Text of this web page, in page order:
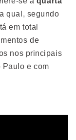
qual, segundo
em total
de
nos principais
Paulo e com